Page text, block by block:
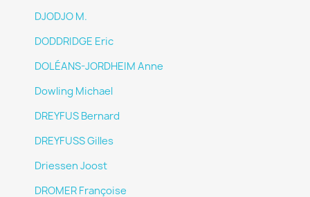
DJODJO M.
DODDRIDGE Eric
DOLÉANS-JORDHEIM Anne
Dowling Michael
DREYFUS Bernard
DREYFUSS Gilles
Driessen Joost
DROMER Françoise